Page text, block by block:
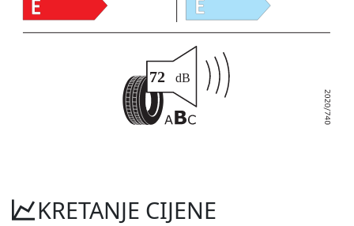
KRETANJE CIJENE